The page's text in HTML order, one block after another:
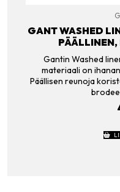
GANT WASHED
Gantin Washed
materiaali on
Päällisen reunoja